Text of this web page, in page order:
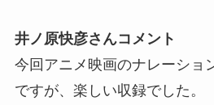
井ノ原快彦さんコメント
今回アニメ映画のナレーショ
ですが、楽しい収録でした。